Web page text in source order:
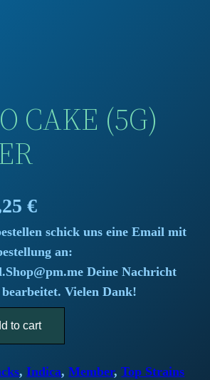
CAKE (5G)
€C
u
r
r
e
n
schick uns eine Email mit
an:
Deine Nachricht
Vielen Dank!
to cart
, Indica, Member, Top Strains